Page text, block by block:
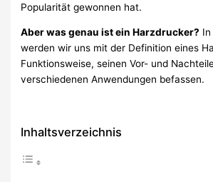
Popularität gewonnen hat.
Aber was genau ist ein Harzdrucker?
werden wir uns mit der Definition eines
Funktionsweise, seinen Vor- und
verschiedenen Anwendungen befassen.
Inhaltsverzeichnis